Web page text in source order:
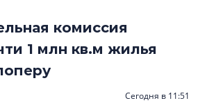
комиссия
1 млн кв.м жилья
Сегодня в 11:51